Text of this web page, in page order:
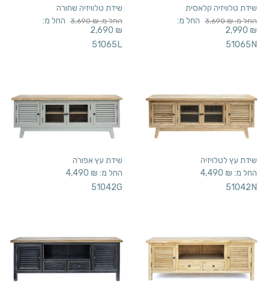
שידת טלוויזיה קלאסית
החל מ: 3,690₪
החל מ:
2,990 ₪
51065N
שידת טלוויזיה שחורה
החל מ: 3,690₪
החל מ:
2,690 ₪
51065L
שידת עץ לטלויזיה
החל מ: 4,490 ₪
51042N
שידת עץ אפורה
החל מ: 4,490 ₪
51042G